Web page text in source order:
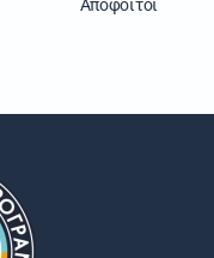
Απόφοιτοι